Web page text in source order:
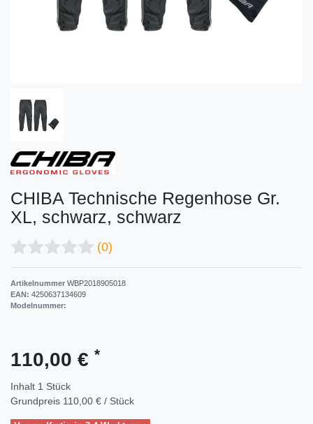
CHIBA Technische Regenhose Gr.
XL, schwarz, schwarz
(0)
Artikelnummer WBP2018905018
EAN: 4250637134609
Modelnummer:
110,00 € *
Inhalt 1 Stück
Grundpreis 110,00 € / Stück